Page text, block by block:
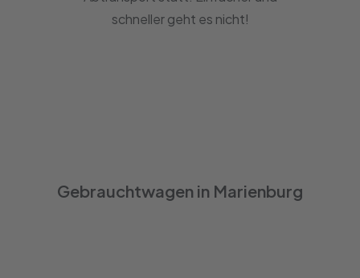
schneller geht es nicht!
Gebrauchtwagen in Marienburg